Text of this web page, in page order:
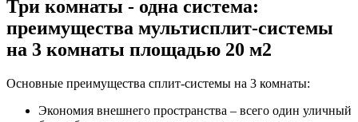
Три комнаты - одна система:
преимущества мультисплит-системы
на 3 комнаты площадью 20 м2
Основные преимущества сплит-системы на 3 комнаты:
Экономия внешнего пространства – всего один уличный